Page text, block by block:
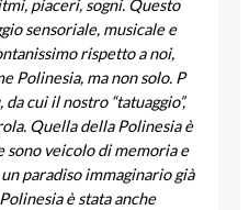
piaceri, sogni. Questo
sensoriale, musicale e
rispetto a noi,
Polinesia, ma non solo. P
cui il nostro “tatuaggio”,
Quella della Polinesia è
sono veicolo di memoria e
paradiso immaginario già
è stata anche